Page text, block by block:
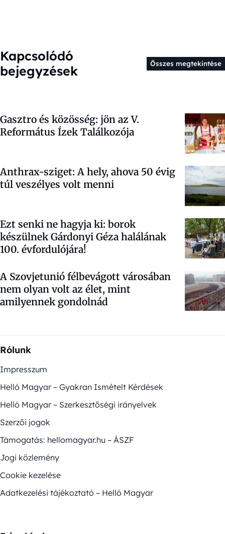
Kapcsolódó
bejegyzések
Összes megtekintése
Gasztro és közösség: jön az V.
Református Ízek Találkozója
Anthrax-sziget: A hely, ahova 50 évig
túl veszélyes volt menni
Ezt senki ne hagyja ki: borok
készülnek Gárdonyi Géza halálának
100. évfordulójára!
A Szovjetunió félbevágott városában
nem olyan volt az élet, mint
amilyennek gondolnád
Rólunk
Impresszum
Helló Magyar – Gyakran Ismételt Kérdések
Helló Magyar – Szerkesztőségi irányelvek
Szerzői jogok
Támogatás: hellomagyar.hu – ÁSZF
Jogi közlemény
Cookie kezelése
Adatkezelési tájékoztató – Helló Magyar